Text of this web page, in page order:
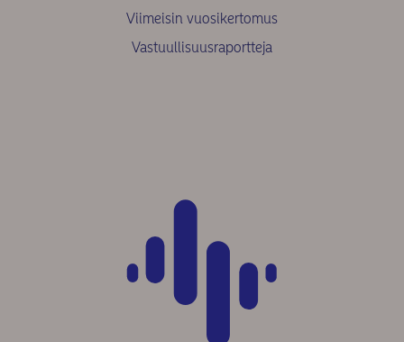
Viimeisin vuosikertomus
Vastuullisuusraportteja